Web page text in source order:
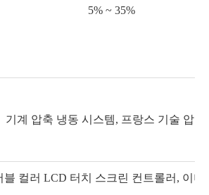
5% ~ 35%
기계 압축 냉동 시스템, 프랑스 기술 압축
블 컬러 LCD 터치 스크린 컨트롤러, 이더